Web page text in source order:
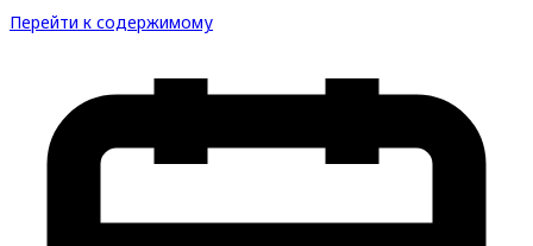
Перейти к содержимому